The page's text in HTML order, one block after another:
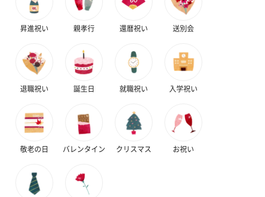
昇進祝い 親孝行 還暦祝い 送別会
退職祝い 誕生日 就職祝い 入学祝い
敬老の日 バレンタイン クリスマス お祝い